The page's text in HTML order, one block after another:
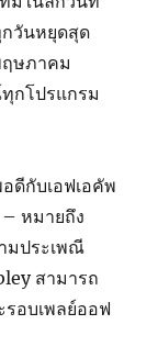
กวันหยุดสุด
ษภาคม
กโปรแกรม
ดีกับเอฟเอคัพ
หมายถึง
มประเพณี
สามารถ
รอบเพลย์ออฟ